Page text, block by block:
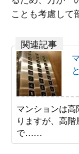
ことも考慮して
マンションは
りますが、高
で……